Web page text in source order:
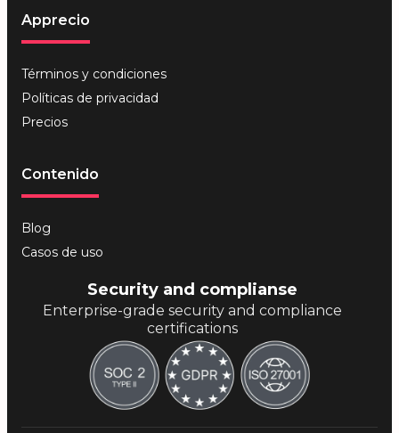
Apprecio
Términos y condiciones
Políticas de privacidad
Precios
Contenido
Blog
Casos de uso
Security and complianse
Enterprise-grade security and compliance
certifications